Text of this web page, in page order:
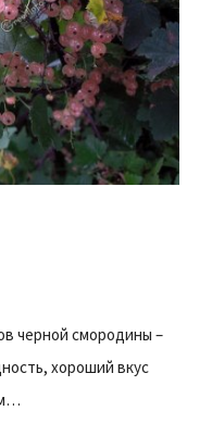
черной смородины –
хороший вкус